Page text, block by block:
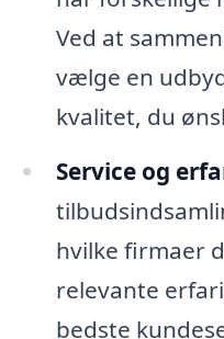
Ved at
vælge en
kvalitet, du
Service og
hvilke firmaer
relevante
bedste